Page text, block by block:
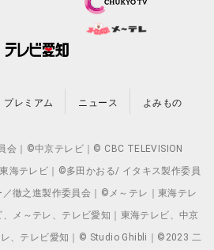
プレミアム ニュース よみもの
会｜©中京テレビ｜© CBC TELEVISION
海テレビ｜©多田かおる/ イタキス製作委員
徹之進製作委員会｜©メ～テレ｜東海テレ
メ～テレ、テレビ愛知｜東海テレビ、中京
レ、テレビ愛知｜© Studio Ghibli｜©2023 二